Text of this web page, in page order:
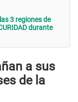
3 regiones de
durante
a sus
de la